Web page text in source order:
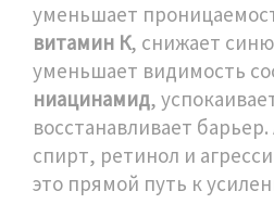
уменьшает
витамин К, снижает
уменьшает видимость
ниацинамид,
восстанавливает барьер
спирт, ретинол и
это прямой путь к